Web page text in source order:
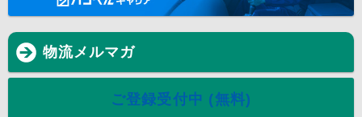
物流メルマガ
ご登録受付中 (無料)